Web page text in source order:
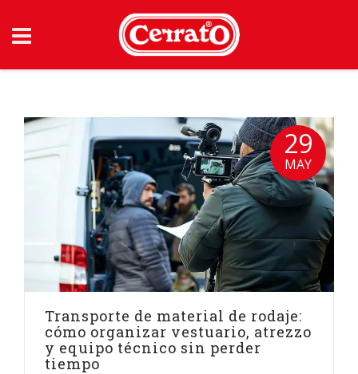
29
MAY
Transporte de material de rodaje:
cómo organizar vestuario, atrezzo
y equipo técnico sin perder
tiempo